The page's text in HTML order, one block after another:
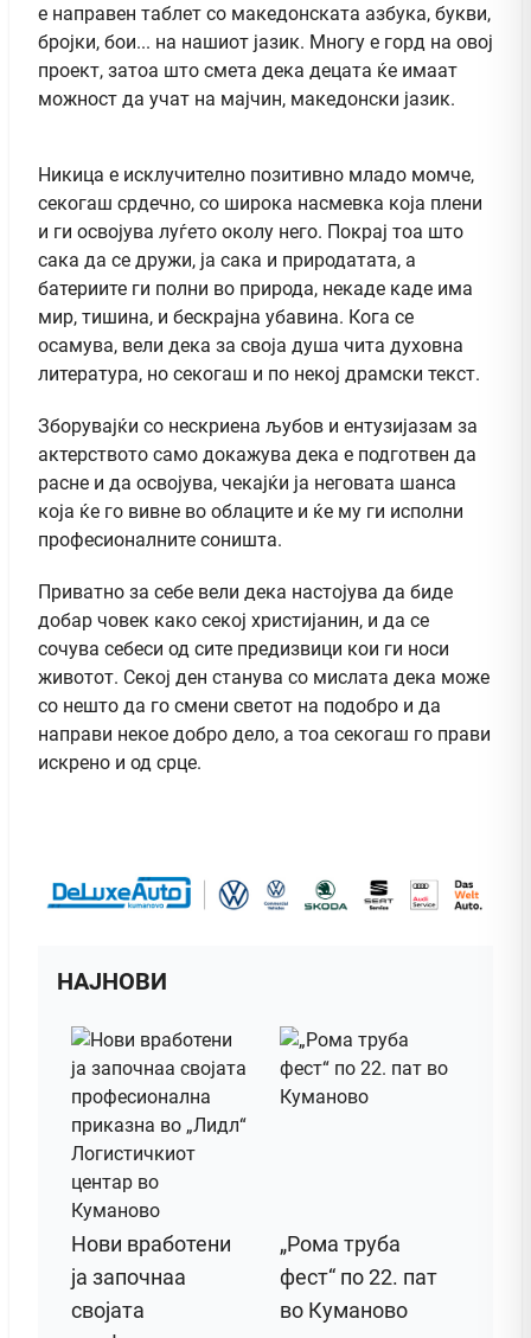
е направен таблет со македонската азбука, букви,
бројки, бои... на нашиот јазик. Многу е горд на овој
проект, затоа што смета дека децата ќе имаат
можност да учат на мајчин, македонски јазик.
Никица е исклучително позитивно младо момче,
секогаш срдечно, со широка насмевка која плени
и ги освојува луѓето околу него. Покрај тоа што
сака да се дружи, ја сака и природатата, а
батериите ги полни во природа, некаде каде има
мир, тишина, и бескрајна убавина. Кога се
осамува, вели дека за своја душа чита духовна
литература, но секогаш и по некој драмски текст.
Зборувајќи со нескриена љубов и ентузијазам за
актерството само докажува дека е подготвен да
расне и да освојува, чекајќи ја неговата шанса
која ќе го вивне во облаците и ќе му ги исполни
професионалните соништа.
Приватно за себе вели дека настојува да биде
добар човек како секој христијанин, и да се
сочува себеси од сите предизвици кои ги носи
животот. Секој ден станува со мислата дека може
со нешто да го смени светот на подобро и да
направи некое добро дело, а тоа секогаш го прави
искрено и од срце.
НАЈНОВИ
Нови вработени
ја започнаа
својата
„Рома труба
фест“ по 22. пат
во Куманово